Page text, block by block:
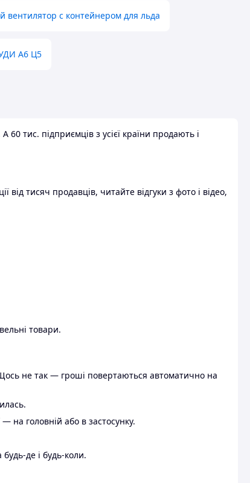
вентилятор с контейнером для льда
А6 Ц5
тис. підприємців з усієї країни продають і
тисяч продавців, читайте відгуки з фото і відео,
товари.
не так — гроші повертаються автоматично на
на головній або в застосунку.
де і будь-коли.